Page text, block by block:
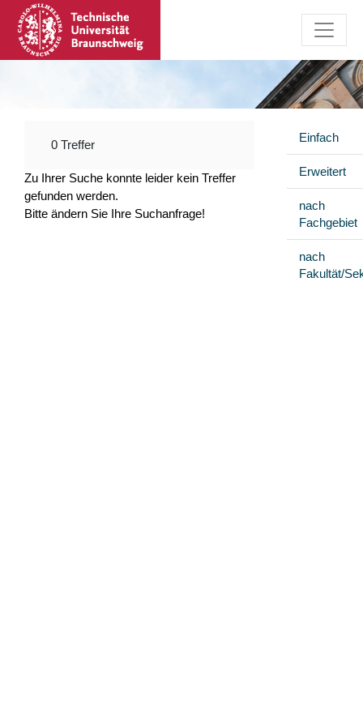
0 Treffer
Zu Ihrer Suche konnte leider kein Treffer
gefunden werden.
Bitte ändern Sie Ihre Suchanfrage!
Einfach
Erweitert
nach
Fachgebiet
nach
Fakultät/